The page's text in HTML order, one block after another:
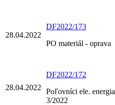
28.04.2022
DF2022/173
PO materiál - oprava
28.04.2022
DF2022/172
Poľovníci ele. energia
3/2022